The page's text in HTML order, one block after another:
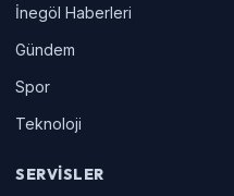
İnegöl Haberleri
Gündem
Spor
Teknoloji
SERVISLER